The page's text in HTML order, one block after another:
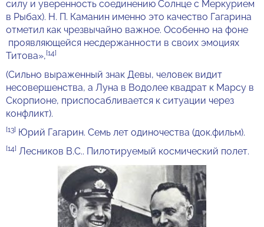
силу и уверенность соединению Солнце с Меркурием
в Рыбах). Н. П. Каманин именно это качество Гагарина
отметил как чрезвычайно важное. Особенно на фоне
проявляющейся несдержанности в своих эмоциях
Титова»,[14]
(Сильно выраженный знак Девы, человек видит
несовершенства, а Луна в Водолее квадрат к Марсу в
Скорпионе, приспосабливается к ситуации через
конфликт).
[13] Юрий Гагарин. Семь лет одиночества (док.фильм).
[14] Лесников В.С.. Пилотируемый космический полет.